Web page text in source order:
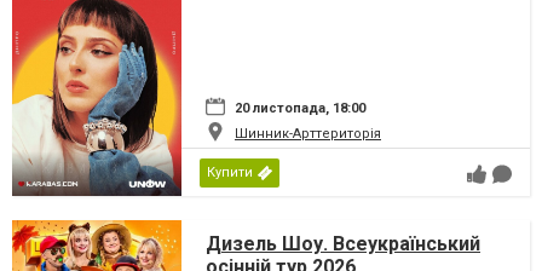
20 листопада, 18:00
Шинник-Арттериторія
Купити
Дизель Шоу. Всеукраїнський
осінній тур 2026